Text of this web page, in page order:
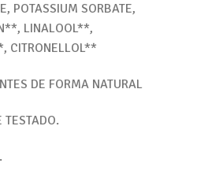
POTASSIUM SORBATE,
LINALOOL**,
CITRONELLOL**
DE FORMA NATURAL
TESTADO.